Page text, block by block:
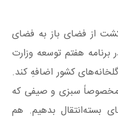
از فضای باز به فضای
هفتم توسعه وزارت
که ۱۵۰ هکتار به گلخانه‌های کشور اضافهِ کند.
مخصوصاً سبزی و صیفی که
بدهیم. هم